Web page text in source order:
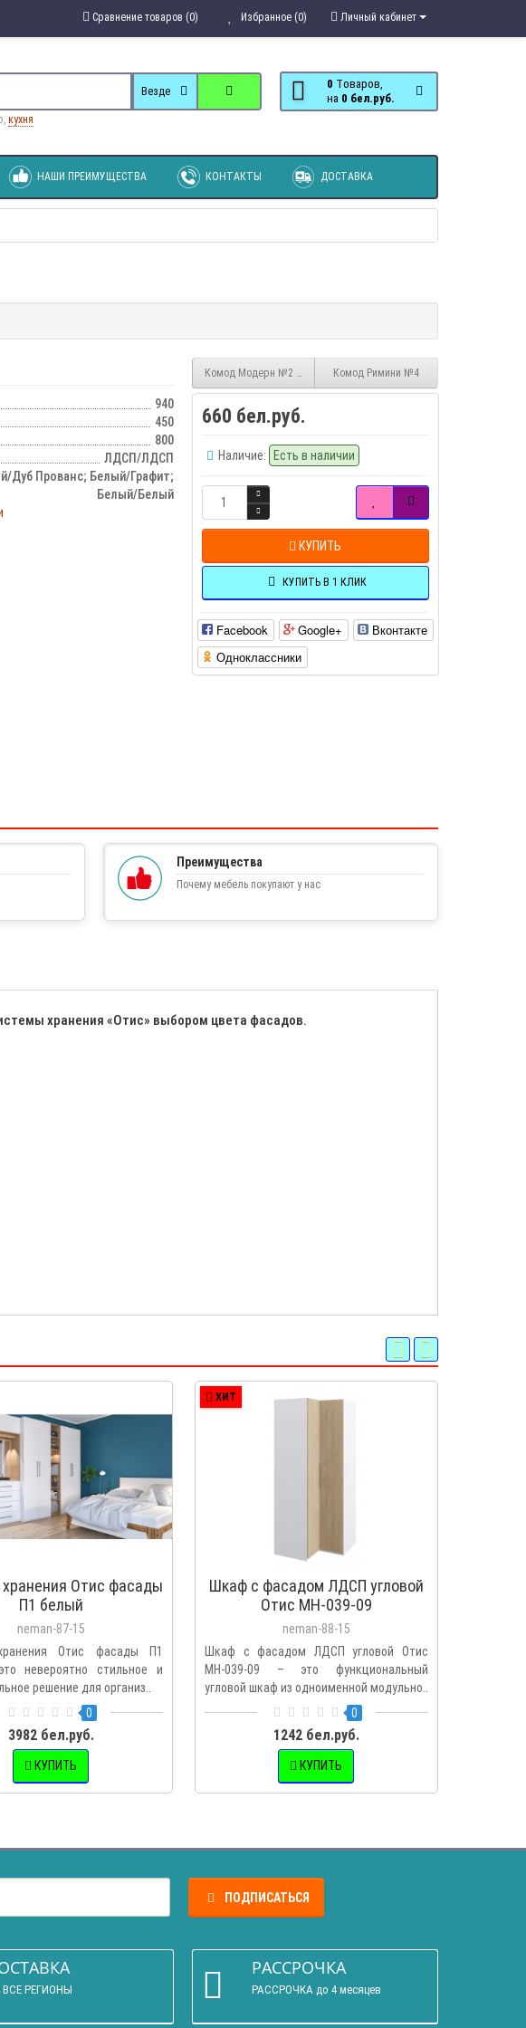
Личный кабинет
Избранное (0)
Сравнение товаров (0)
0 Tоваров,
на
0 бел.руб.
Везде
кухня
НАШИ ПРЕИМУЩЕСТВА КОНТАКТЫ ДОСТАВКА
940
450
800
ЛДСП/ЛДСП
Дуб Прованс; Белый/Графит;
Белый/Белый
Комод Модерн №2 (3 ящика, 1 дверь)
Комод Римини №4
660 бел.руб.
Наличие: Есть в наличии
КУПИТЬ
КУПИТЬ В 1 КЛИК
Facebook Google+
Вконтакте
Одноклассники
Преимущества
Почему мебель покупают у нас
хранения «Отис» выбором цвета фасадов.
Отис фасады
П1 белый
neman-87-15
Отис фасады П1
невероятно стильное и
решение для организ..
0
3982 бел.руб.
КУПИТЬ
ХИТ
Шкаф с фасадом ЛДСП угловой
Отис МН-039-09
neman-88-15
Шкаф с фасадом ЛДСП угловой Отис
МН-039-09 – это функциональный
угловой шкаф из одноименной модульно..
0
1242 бел.руб.
КУПИТЬ
ПОДПИСАТЬСЯ
ВСЕ РЕГИОНЫ
РАССРОЧКА
РАССРОЧКА до 4 месяцев